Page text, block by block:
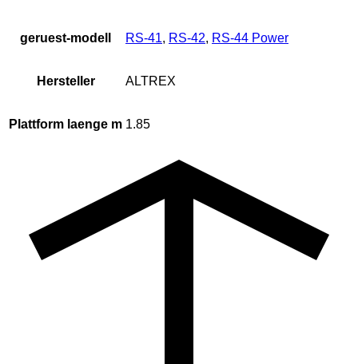
geruest-modell RS-41, RS-42, RS-44 Power
Hersteller ALTREX
Plattform laenge m 1.85